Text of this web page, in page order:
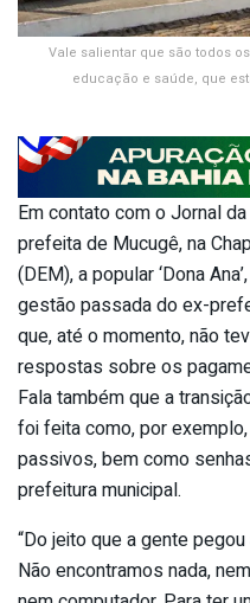
Vale salientar que são todos
educação e saúde, que
Em contato com o Jornal
prefeita de Mucugê, na
(DEM), a popular ‘Dona
gestão passada do ex-
que, até o momento, não
respostas sobre os
Fala também que a
foi feita como, por
passivos, bem como
prefeitura municipal.
“Do jeito que a gente
Não encontramos nada,